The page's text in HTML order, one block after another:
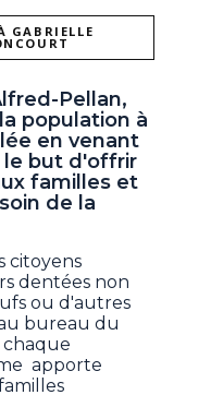
GABRIELLE
Pellan,
population à
en venant
le but d'offrir
familles et
de la
citoyens
dentées non
ou d'autres
bureau du
apporte